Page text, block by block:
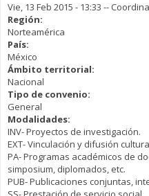
Vie, 13 Feb 2015 - 13:33 --
Región:
Norteamérica
País:
México
Ámbito territorial:
Nacional
Tipo de convenio:
General
Modalidades:
INV- Proyectos de investigación.
EXT- Vinculación y difusión
PA- Programas académicos de
simposium, diplomados, etc.
PUB- Publicaciones conjuntas,